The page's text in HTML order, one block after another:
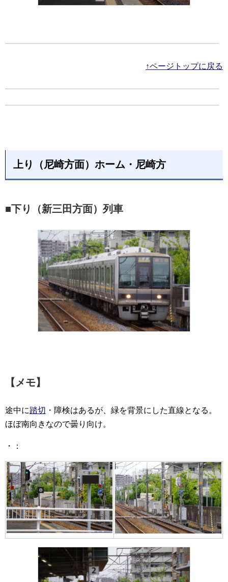
↑ページトップに戻る
上り（尼崎方面）ホーム・尼崎方
■下り（新三田方面）列車
【メモ】
途中に踏切 ・障検はあるが、緑を背景にした直線となる。
ほぼ南向きなので曇り向け。
・：